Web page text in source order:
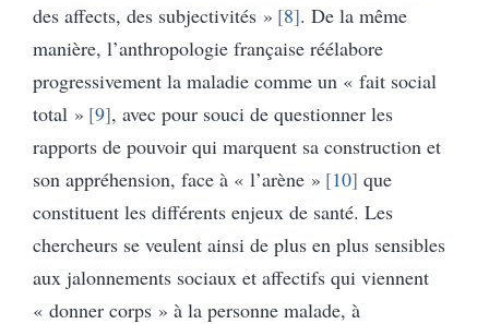
des affects, des subjectivités » 8 . De la même
manière, l’anthropologie française réélabore
progressivement la maladie comme un « fait social
total » 9 , avec pour souci de questionner les
rapports de pouvoir qui marquent sa construction et
son appréhension, face à « l’arène » 10 que
constituent les différents enjeux de santé. Les
chercheurs se veulent ainsi de plus en plus sensibles
aux jalonnements sociaux et affectifs qui viennent
« donner corps » à la personne malade, à